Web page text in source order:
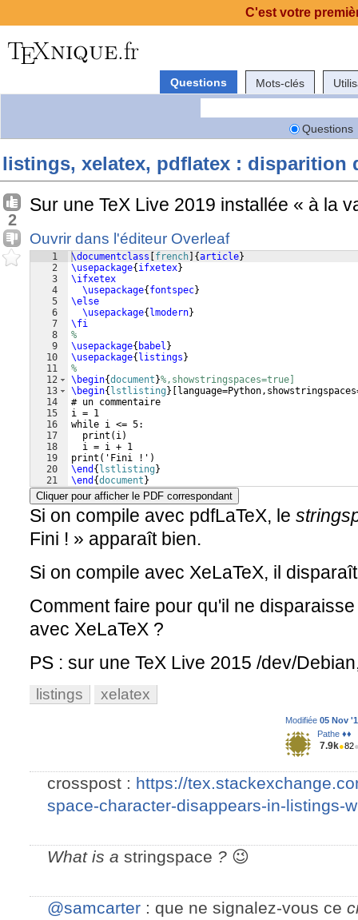
Questions Mots-clés
Questions
listings, xelatex, pdflatex : disparition
2
Sur une TeX Live 2019 installée « à la
Ouvrir dans l'éditeur Overleaf
1
2
3
4
5
6
7
8
9
10
11
12
13
14
15
16
17
18
19
20
21
\documentclass french {article}
\usepackage{ ifxetex}
\ifxetex
\usepackage{ fontspec}
\else
\usepackage{ lmodern}
\fi
%
\usepackage{ babel }
\usepackage{ listings }
%
\begin{document }%,showstringspaces=true]
\begin{ lstlisting }
# un commentaire
i = 1
while i <= 5:
  print(i)
  i = i + 1
print('Fini !')
\end { lstlisting }
\end {document }
Cliquer pour afficher le PDF correspondant
Si on compile avec pdfLaTeX, le
Fini ! » apparaît bien.
Si on compile avec XeLaTeX, il
Comment faire pour qu'il ne
avec XeLaTeX ?
PS : sur une TeX Live 2015 /dev/
listings xelatex
Modifiée 05 Nov
Pathe ♦♦
7.9k●82
crosspost : https://
space-character-disappears-in-listings-
What is a stringspace ? 😉
@samcarter : que ne signalez-vous ce
C'est votre